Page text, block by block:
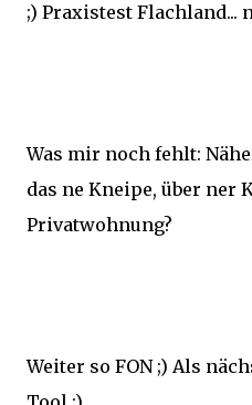
;) Praxistest Flachland...
Was mir noch fehlt:
das ne Kneipe, über ner
Privatwohnung?
Weiter so FON ;) Als